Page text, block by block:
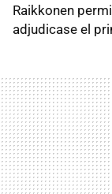
Raikkonen
adjudicase el